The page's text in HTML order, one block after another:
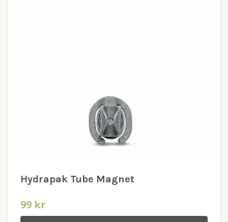
Hydrapak Tube Magnet
99 kr